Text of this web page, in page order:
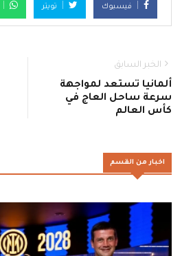
فيسبوك تويتر
الخبر السابق
ألمانيا تستعد لمواجهة
سرعة ساحل العاج في
كأس العالم
اخبار من القسم